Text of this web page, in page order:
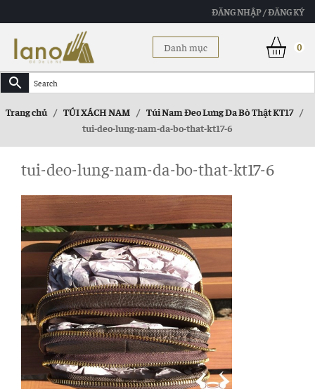
ĐĂNG NHẬP / ĐĂNG KÝ
Danh mục 0
Trang chủ / TÚI XÁCH NAM / Túi Nam Đeo Lưng Da Bò Thật KT17 /
tui-deo-lung-nam-da-bo-that-kt17-6
tui-deo-lung-nam-da-bo-that-kt17-6